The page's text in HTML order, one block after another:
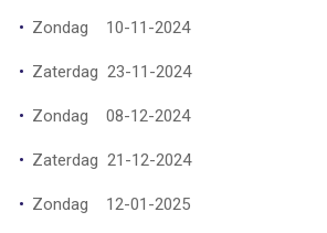
Zondag 10-11-2024
Zaterdag 23-11-2024
Zondag 08-12-2024
Zaterdag 21-12-2024
Zondag 12-01-2025